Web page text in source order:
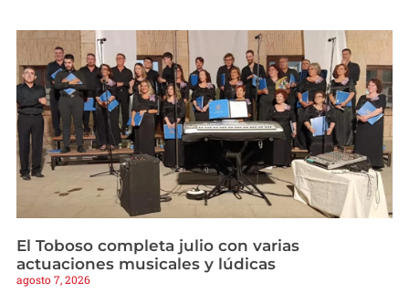
El Toboso completa julio con varias
actuaciones musicales y lúdicas
agosto 7, 2026